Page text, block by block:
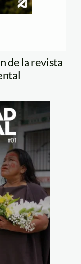
de la revista